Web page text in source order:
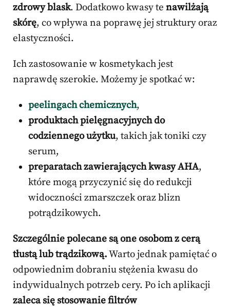
zdrowy blask. Dodatkowo kwasy te nawilżają
skórę, co wpływa na poprawę jej struktury oraz
elastyczności.
Ich zastosowanie w kosmetykach jest
naprawdę szerokie. Możemy je spotkać w:
peelingach chemicznych,
produktach pielęgnacyjnych do
codziennego użytku, takich jak toniki czy
serum,
preparatach zawierających kwasy AHA,
które mogą przyczynić się do redukcji
widoczności zmarszczek oraz blizn
potrądzikowych.
Szczególnie polecane są one osobom z cerą
tłustą lub trądzikową.Warto jednak pamiętać o
odpowiednim dobraniu stężenia kwasu do
indywidualnych potrzeb cery. Po ich aplikacji
zaleca się stosowanie filtrów